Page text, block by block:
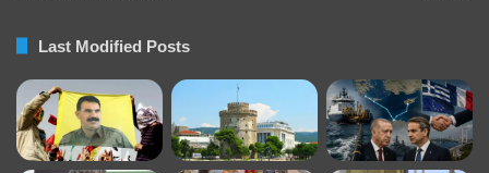
Last Modified Posts